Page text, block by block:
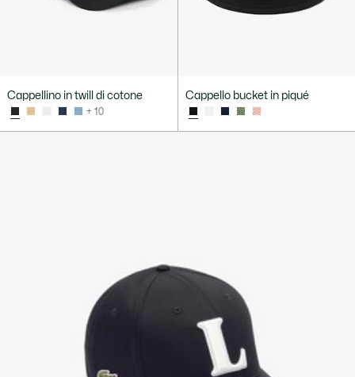
Cappellino in twill di cotone
+ 10
Cappello bucket in piqué